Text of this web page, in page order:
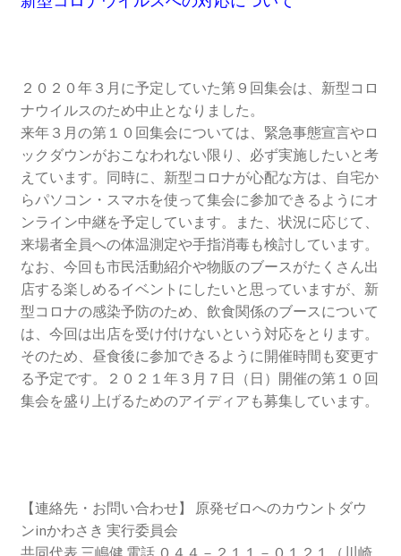
2026.5.3 原発を止めた町
2026.5.6 テレビと原発報道の60年
2026.5.15 原発をとめた人びと
他サイト
問合せ・メルマガ
２０２０年３月に予定していた第９回集会は、新型コロ
ナウイルスのため中止となりました。
来年３月の第１０回集会については、緊急事態宣言やロ
ックダウンがおこなわれない限り、必ず実施したいと考
えています。同時に、新型コロナが心配な方は、自宅か
らパソコン・スマホを使って集会に参加できるようにオ
ンライン中継を予定しています。また、状況に応じて、
来場者全員への体温測定や手指消毒も検討しています。
なお、今回も市民活動紹介や物販のブースがたくさん出
店する楽しめるイベントにしたいと思っていますが、新
型コロナの感染予防のため、飲食関係のブースについて
は、今回は出店を受け付けないという対応をとります。
そのため、昼食後に参加できるように開催時間も変更す
る予定です。２０２１年３月７日（日）開催の第１０回
集会を盛り上げるためのアイディアも募集しています。
【連絡先・お問い合わせ】 原発ゼロへのカウントダウ
ンinかわさき 実行委員会
共同代表 三嶋健 電話 ０４４－２１１－０１２１（川崎